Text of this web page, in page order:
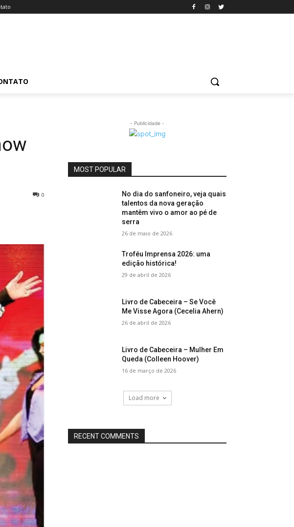
0
- Publicidade -
MOST POPULAR
No dia do sanfoneiro, veja quais
talentos da nova geração
mantêm vivo o amor ao pé de
serra
26 de maio de 2026
Troféu Imprensa 2026: uma
edição histórica!
29 de abril de 2026
Livro de Cabeceira – Se Você
Me Visse Agora (Cecelia Ahern)
26 de abril de 2026
Livro de Cabeceira – Mulher Em
Queda (Colleen Hoover)
16 de março de 2026
Load more
RECENT COMMENTS